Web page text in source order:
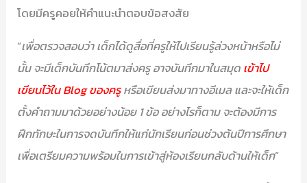
โดยมีครูคอยให้คำแนะนำตอบข้อสงสัย
“เพื่อตรวจสอบว่า เด็กได้ดูสื่อที่ครูให้ไปเรียนรู้ล่วงหน้าหรือไม่
นั้น จะมีเด็กบันทึกโน้ตมาส่งครู อาจบันทึกมาในสมุด เข้าไป
เขียนไว้ใน Blog ของครูหรือเขียนส่งมาทางอีเมล และจะให้เด็ก
ตั้งคำถามมาด้วยอย่างน้อย 1 ข้อ อย่างไรก็ตาม จะต้องมีการ
ฝึกทักษะในการจดบันทึกให้แก่นักเรียนก่อนช่วงต้นปีการศึกษา
เพื่อเตรียมความพร้อมในการเข้าสู่ห้องเรียนกลับด้านให้เด็ก”